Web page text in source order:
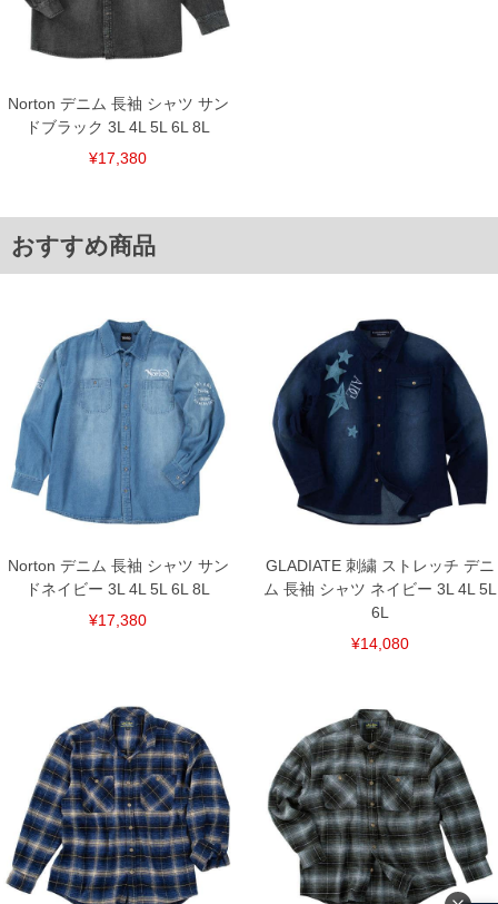
上の品が対象。1本5,999円以下の商品は有料（500円+税）となります。）
出荷まで約1週間～20日間程お時間を頂く場合がございます。
尚、裾上げした商品は返品・交換不可となりますので、予めご了承下さい。
一部、お直しに対応出来ない商品がございます。(例：裾にファスナーや調節ひもが付
※商品によって若干のサイズの誤差がございます。また、お客様がご使用の環境（コ
ンピュータ画面）によって、商品の色味が若干異なる場合がございます。予めご了承
※当店での掲載商品は、実店鋪と在庫を共用しておりますので店頭での売り違い、店
連絡させて頂きますので予めご了承ください。
DETAIL
Norton デニム 長袖 シャツ サン
ドブラック 3L 4L 5L 6L 8L
¥17,380
おすすめ商品
Norton デニム 長袖 シャツ サン
ドネイビー 3L 4L 5L 6L 8L
¥17,380
GLADIATE 刺繍 ストレッチ デニ
ム 長袖 シャツ ネイビー 3L 4L 5L
6L
¥14,080